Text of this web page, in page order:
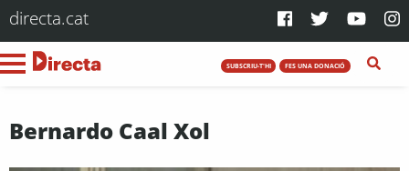
directa.cat
SUBSCRIU-T'HI FES UNA DONACIÓ
Bernardo Caal Xol